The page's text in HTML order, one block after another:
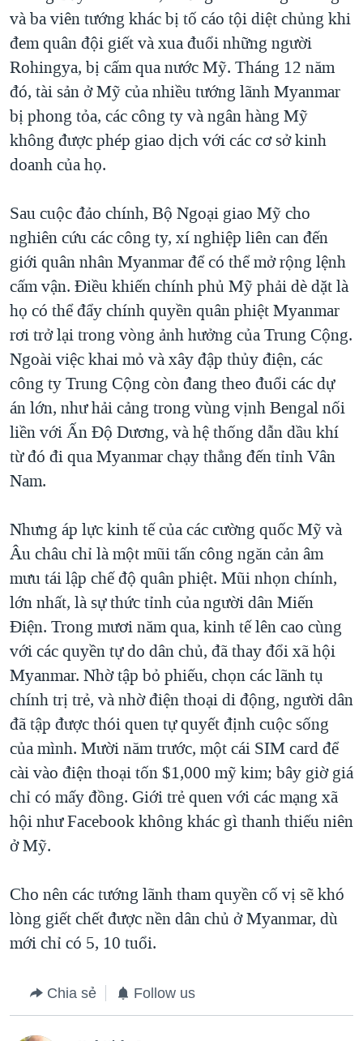
và ba viên tướng khác bị tố cáo tội diệt chủng khi
đem quân đội giết và xua đuổi những người
Rohingya, bị cấm qua nước Mỹ. Tháng 12 năm
đó, tài sản ở Mỹ của nhiều tướng lãnh Myanmar
bị phong tỏa, các công ty và ngân hàng Mỹ
không được phép giao dịch với các cơ sở kinh
doanh của họ.
Sau cuộc đảo chính, Bộ Ngoại giao Mỹ cho
nghiên cứu các công ty, xí nghiệp liên can đến
giới quân nhân Myanmar để có thể mở rộng lệnh
cấm vận. Điều khiến chính phủ Mỹ phải dè dặt là
họ có thể đẩy chính quyền quân phiệt Myanmar
rơi trở lại trong vòng ảnh hưởng của Trung Cộng.
Ngoài việc khai mỏ và xây đập thủy điện, các
công ty Trung Cộng còn đang theo đuổi các dự
án lớn, như hải cảng trong vùng vịnh Bengal nối
liền với Ấn Độ Dương, và hệ thống dẫn dầu khí
từ đó đi qua Myanmar chạy thẳng đến tỉnh Vân
Nam.
Nhưng áp lực kinh tế của các cường quốc Mỹ và
Âu châu chỉ là một mũi tấn công ngăn cản âm
mưu tái lập chế độ quân phiệt. Mũi nhọn chính,
lớn nhất, là sự thức tỉnh của người dân Miến
Điện. Trong mươi năm qua, kinh tế lên cao cùng
với các quyền tự do dân chủ, đã thay đổi xã hội
Myanmar. Nhờ tập bỏ phiếu, chọn các lãnh tụ
chính trị trẻ, và nhờ điện thoại di động, người dân
đã tập được thói quen tự quyết định cuộc sống
của mình. Mười năm trước, một cái SIM card để
cài vào điện thoại tốn $1,000 mỹ kim; bây giờ giá
chỉ có mấy đồng. Giới trẻ quen với các mạng xã
hội như Facebook không khác gì thanh thiếu niên
ở Mỹ.
Cho nên các tướng lãnh tham quyền cố vị sẽ khó
lòng giết chết được nền dân chủ ở Myanmar, dù
mới chỉ có 5, 10 tuổi.
Chia sẻ Follow us